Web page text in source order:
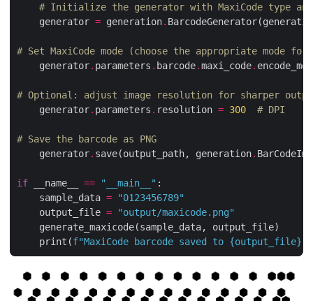
# Initialize the generator with MaxiCode type
    generator
= generation.
# Set MaxiCode mode (choose the appropriate mode
    generator
. parameters . barcode.maxi_code.
# Optional: adjust image resolution for sharper
    generator
. parameters . resolution = 300 # DPI
# Save the barcode as PNG
    generator
. save(output_path, generation.
if __name__ == "__main__"
    sample_data
=
"0123456789"
    output_file
=
"output/maxicode.png"
    print(
f"MaxiCode barcode saved to {output_file}